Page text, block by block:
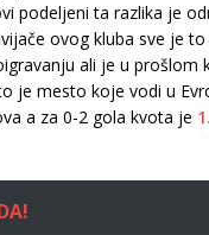
podeljeni ta razlika je
ovog kluba sve je
ali je u prošlom
je mesto koje vodi u
a za 0-2 gola kvota je